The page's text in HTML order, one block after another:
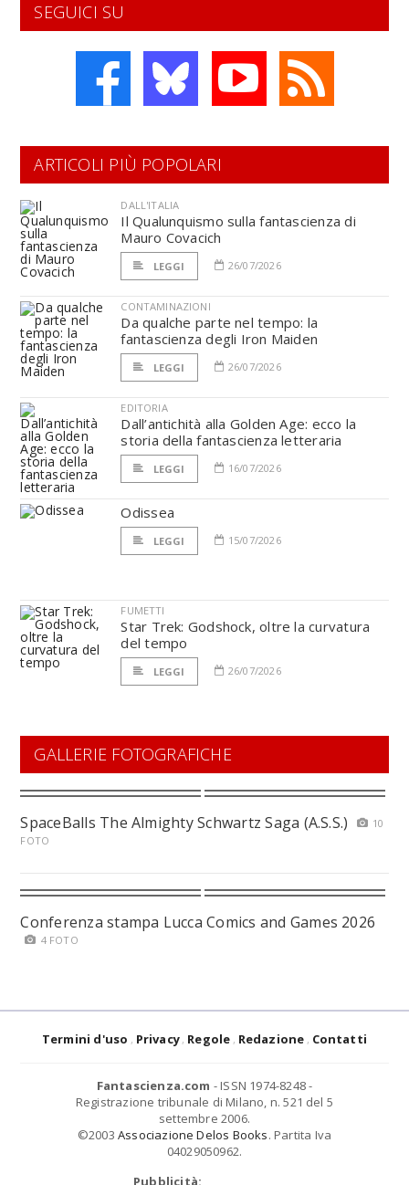
SEGUICI SU
ARTICOLI PIÙ POPOLARI
DALL'ITALIA
Il Qualunquismo sulla fantascienza di
Mauro Covacich
LEGGI 26/07/2026
CONTAMINAZIONI
Da qualche parte nel tempo: la
fantascienza degli Iron Maiden
LEGGI 26/07/2026
EDITORIA
Dall’antichità alla Golden Age: ecco la
storia della fantascienza letteraria
LEGGI 16/07/2026
Odissea
LEGGI 15/07/2026
FUMETTI
Star Trek: Godshock, oltre la curvatura
del tempo
LEGGI 26/07/2026
GALLERIE FOTOGRAFICHE
SpaceBalls The Almighty Schwartz Saga (A.S.S.)
10
FOTO
Conferenza stampa Lucca Comics and Games 2026
4 FOTO
Termini d'uso Privacy Regole Redazione Contatti
Fantascienza.com - ISSN 1974-8248 -
Registrazione tribunale di Milano, n. 521 del 5
settembre 2006.
©2003 Associazione Delos Books. Partita Iva
04029050962.
Pubblicità: